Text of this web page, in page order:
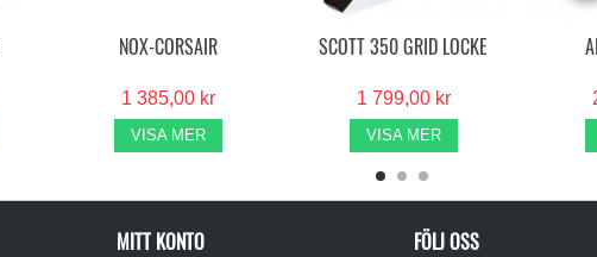
NOX-CORSAIR
1 385,00 kr
VISA MER
SCOTT 350 GRID LOCKE
1 799,00 kr
VISA MER
MITT KONTO FÖLJ OSS